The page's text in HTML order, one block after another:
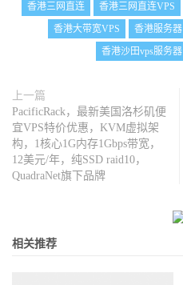
香港三网直连
香港三网直连VPS
香港大带宽VPS
香港服务器
香港沙田vps服务器
上一篇
PacificRack，最新美国洛杉矶便
宜VPS特价优惠，KVM虚拟架
构，1核心1G内存1Gbps带宽，
12美元/年，纯SSD raid10，
QuadraNet旗下品牌
相关推荐